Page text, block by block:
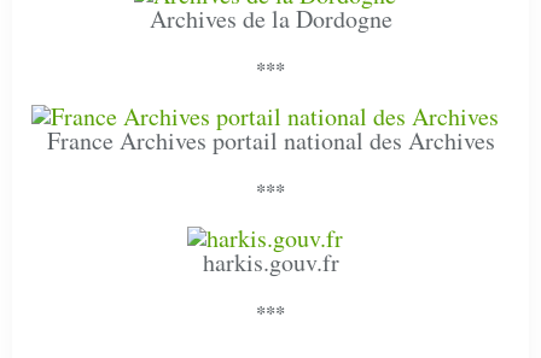
Archives de la Dordogne
***
France Archives portail national des Archives
***
harkis.gouv.fr
***